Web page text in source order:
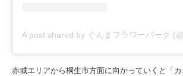
赤城エリアから桐生市方面に向かっていくと「